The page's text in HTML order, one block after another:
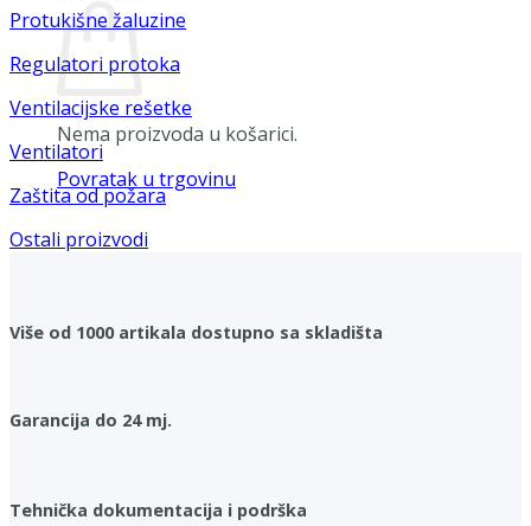
Nema proizvoda u košarici.
Povratak u trgovinu
Protukišne žaluzine
Regulatori protoka
Ventilacijske rešetke
Ventilatori
Zaštita od požara
Ostali proizvodi
Više od 1000 artikala dostupno sa skladišta
Garancija do 24 mj.
Tehnička dokumentacija i podrška